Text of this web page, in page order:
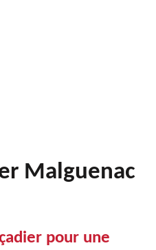
Malguenac
pour une